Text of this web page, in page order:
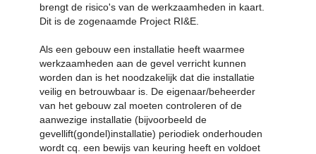
brengt de risico's van de werkzaamheden in kaart.
Dit is de zogenaamde Project RI&E.
Als een gebouw een installatie heeft waarmee
werkzaamheden aan de gevel verricht kunnen
worden dan is het noodzakelijk dat die installatie
veilig en betrouwbaar is. De eigenaar/beheerder
van het gebouw zal moeten controleren of de
aanwezige installatie (bijvoorbeeld de
gevellift(gondel)installatie) periodiek onderhouden
wordt cq. een bewijs van keuring heeft en voldoet